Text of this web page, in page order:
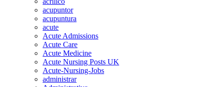
acupuntor
acupuntura
acute
Acute Admissions
Acute Care
Acute Medicine
Acute Nursing Posts UK
Acute-Nursing-Jobs
administrar